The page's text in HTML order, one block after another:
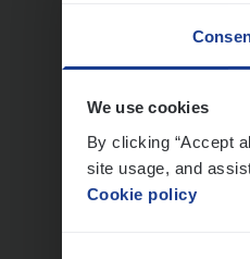
We use cookies
By clicking “Accept
site usage, and
Cookie policy